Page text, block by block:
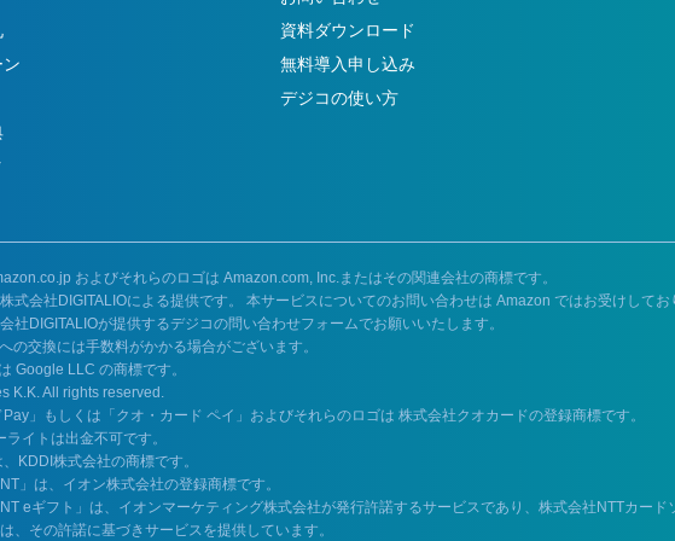
資料ダウンロード
無料導入申し込み
デジコの使い方
およびそれらのロゴは Amazon.com, Inc.またはその関連会社の商標です。
式会社DIGITALIOによる提供です。 本サービスについてのお問い合わせは Amazon ではお受けしてお
社DIGITALIOが提供するデジコの問い合わせフォームでお願いいたします。
の交換には手数料がかかる場合がございます。
Google LLC の商標です。
K.K. All rights reserved.
Pay」もしくは「クオ・カード ペイ」およびそれらのロゴは 株式会社クオカードの登録商標です。
ライトは出金不可です。
、KDDI株式会社の商標です。
」は、イオン株式会社の登録商標です。
eギフト」は、イオンマーケティング株式会社が発行許諾するサービスであり、株式会社NTTカード
、その許諾に基づきサービスを提供しています。